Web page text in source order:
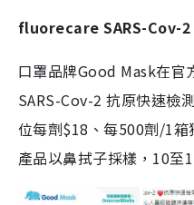
fluorecare SARS-Cov-2
口罩品牌Good Mask在
SARS-Cov-2 抗原快速檢
位每劑$18、每500劑/1箱
產品以鼻拭子採樣，10至